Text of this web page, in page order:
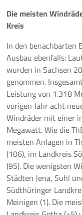
Die meisten
Kreis
In den benachbarten
Ausbau ebenfalls:
wurden in Sachsen
genommen.
Leistung von 1.318
vorigen Jahr acht
Windräder mit einer
Megawatt. Wie die
meisten Anlagen in
(106), im Landkreis
(95). Die wenigsten
Städten Jena, Suhl
Südthüringer
Meinigen (1). Die